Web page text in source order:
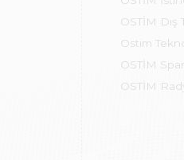
OSTİM
Ostim
OSTİM
OSTİM